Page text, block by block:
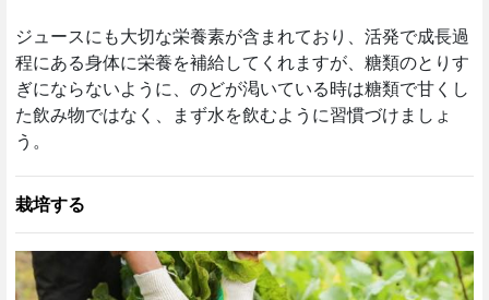
ジュースにも大切な栄養素が含まれており、活発で成長過
程にある身体に栄養を補給してくれますが、糖類のとりす
ぎにならないように、のどが渇いている時は糖類で甘くし
た飲み物ではなく、まず水を飲むように習慣づけましょ
う。
栽培する